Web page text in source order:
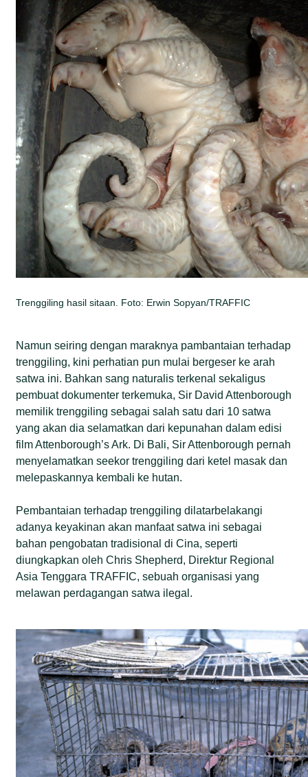
Trenggiling hasil sitaan. Foto: Erwin Sopyan/TRAFFIC
Namun seiring dengan maraknya pambantaian terhadap
trenggiling, kini perhatian pun mulai bergeser ke arah
satwa ini. Bahkan sang naturalis terkenal sekaligus
pembuat dokumenter terkemuka, Sir David Attenborough
memilik trenggiling sebagai salah satu dari 10 satwa
yang akan dia selamatkan dari kepunahan dalam edisi
film Attenborough’s Ark. Di Bali, Sir Attenborough pernah
menyelamatkan seekor trenggiling dari ketel masak dan
melepaskannya kembali ke hutan.
Pembantaian terhadap trenggiling dilatarbelakangi
adanya keyakinan akan manfaat satwa ini sebagai
bahan pengobatan tradisional di Cina, seperti
diungkapkan oleh Chris Shepherd, Direktur Regional
Asia Tenggara TRAFFIC, sebuah organisasi yang
melawan perdagangan satwa ilegal.